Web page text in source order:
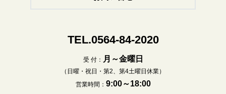
TEL.0564-84-2020
受 付： 月～金曜日
（日曜・祝日・第2、第4土曜日休業）
営業時間： 9:00～18:00